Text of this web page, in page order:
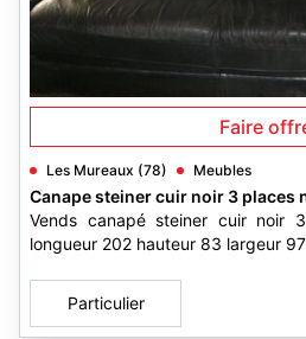
Faire
Les Mureaux (78) Meubles
Canape steiner cuir noir 3 places
Vends canapé steiner cuir noir
longueur 202 hauteur 83 largeur 97
Particulier